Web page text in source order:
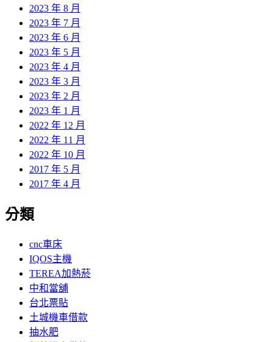
2023 年 8 月
2023 年 7 月
2023 年 6 月
2023 年 5 月
2023 年 4 月
2023 年 3 月
2023 年 2 月
2023 年 1 月
2022 年 12 月
2022 年 11 月
2022 年 10 月
2017 年 5 月
2017 年 4 月
分類
cnc車床
IQOS主機
TEREA加熱菸
中和當舖
台北票貼
土城機車借款
抽水肥